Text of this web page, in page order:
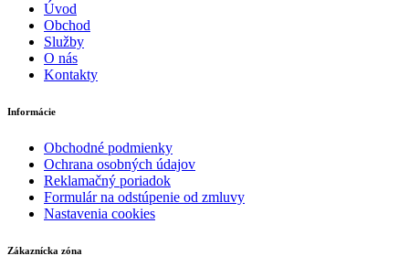
Úvod
Obchod
Služby
O nás
Kontakty
Informácie
Obchodné podmienky
Ochrana osobných údajov
Reklamačný poriadok
Formulár na odstúpenie od zmluvy
Nastavenia cookies
Zákaznícka zóna